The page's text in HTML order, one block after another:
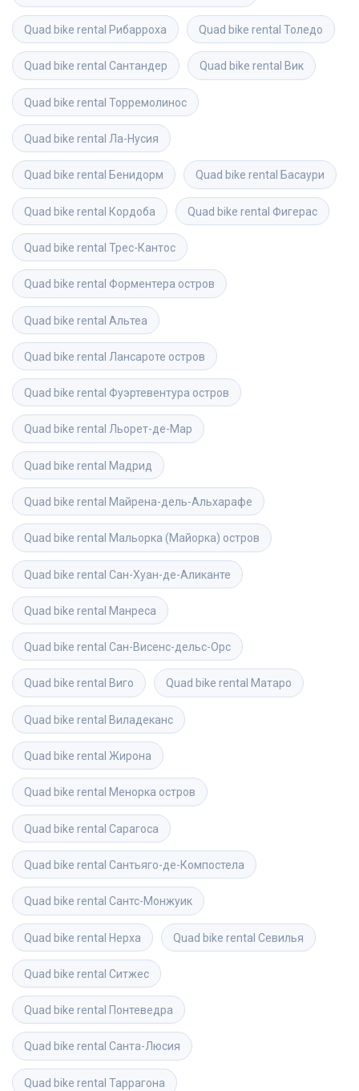
Quad bike rental Рибарроха Quad bike rental Толедо
Quad bike rental Сантандер Quad bike rental Вик
Quad bike rental Торремолинос
Quad bike rental Ла-Нусия
Quad bike rental Бенидорм Quad bike rental Басаури
Quad bike rental Кордоба Quad bike rental Фигерас
Quad bike rental Трес-Кантос
Quad bike rental Форментера остров
Quad bike rental Альтеа
Quad bike rental Лансароте остров
Quad bike rental Фуэртевентура остров
Quad bike rental Льорет-де-Мар
Quad bike rental Мадрид
Quad bike rental Майрена-дель-Альхарафе
Quad bike rental Мальорка (Майорка) остров
Quad bike rental Сан-Хуан-де-Аликанте
Quad bike rental Манреса
Quad bike rental Сан-Висенс-дельс-Орс
Quad bike rental Виго Quad bike rental Матаро
Quad bike rental Виладеканс
Quad bike rental Жирона
Quad bike rental Менорка остров
Quad bike rental Сарагоса
Quad bike rental Сантьяго-де-Компостела
Quad bike rental Сантс-Монжуик
Quad bike rental Нерха Quad bike rental Севилья
Quad bike rental Ситжес
Quad bike rental Понтеведра
Quad bike rental Санта-Люсия
Quad bike rental Таррагона